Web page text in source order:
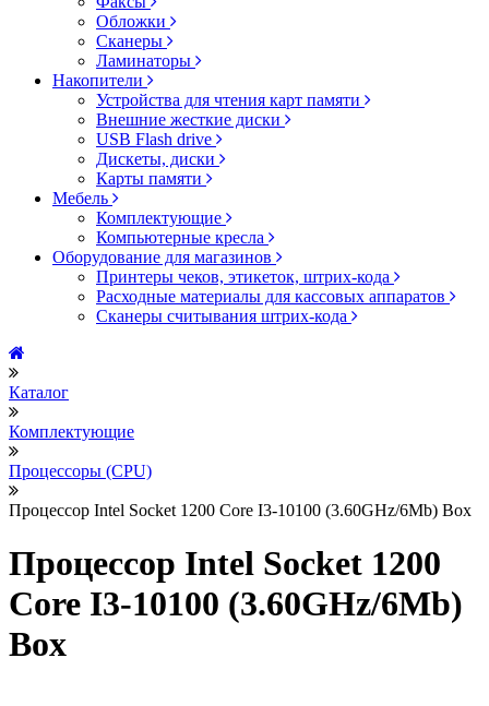
Обложки
Сканеры
Ламинаторы
Накопители
Устройства для чтения карт памяти
Внешние жесткие диски
USB Flash drive
Дискеты, диски
Карты памяти
Мебель
Комплектующие
Компьютерные кресла
Оборудование для магазинов
Принтеры чеков, этикеток, штрих-кода
Расходные материалы для кассовых аппаратов
Сканеры считывания штрих-кода
Каталог
Комплектующие
Процессоры (CPU)
Процессор Intel Socket 1200 Core I3-10100 (3.60GHz/6Mb) Box
Процессор Intel Socket 1200
Core I3-10100 (3.60GHz/6Mb)
Box